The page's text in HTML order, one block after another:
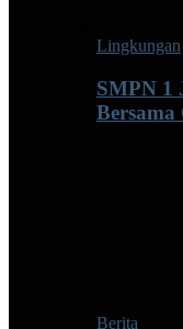
Lingkungan
SMPN 1
Berita